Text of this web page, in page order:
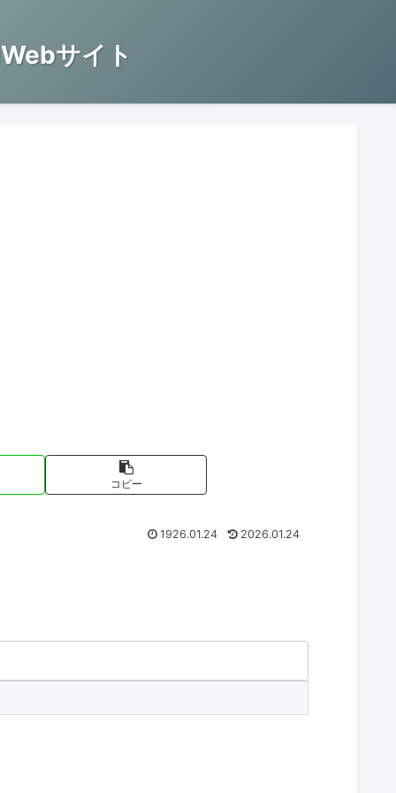
サイト
コピー
1926.01.24 2026.01.24